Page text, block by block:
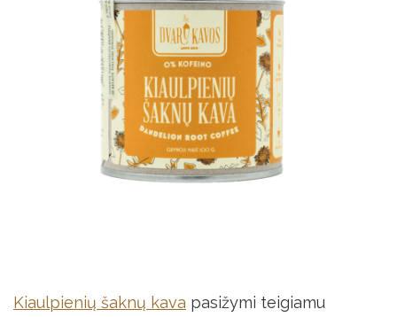
Kiaulpienių šaknų kava pasižymi teigiamu